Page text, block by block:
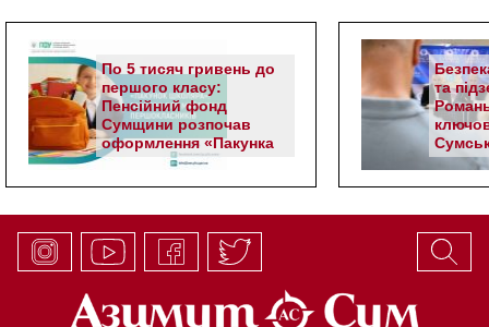
По 5 тисяч гривень до
першого класу:
Пенсійний фонд
Сумщини розпочав
оформлення «Пакунка
школяра»
та